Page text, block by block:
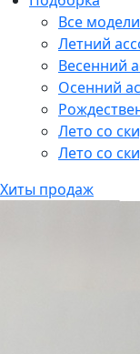
Все модели
Летний
Весенний
Осенний
Лето со
Лето со
Хиты продаж